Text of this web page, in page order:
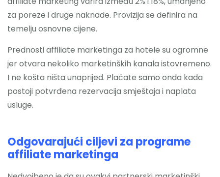
za poreze i druge naknade. Provizija se definira na
temelju osnovne cijene.
Prednosti affiliate marketinga za hotele su ogromne
jer otvara nekoliko marketinških kanala istovremeno.
I ne košta ništa unaprijed. Plaćate samo onda kada
postoji potvrđena rezervacija smještaja i naplata
usluge.
Odgovarajući ciljevi za programe
affiliate marketinga